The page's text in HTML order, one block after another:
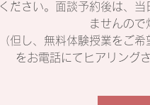
ください。面談予約後は、
ませんので
（但し、無料体験授業をご
をお電話にてヒアリング